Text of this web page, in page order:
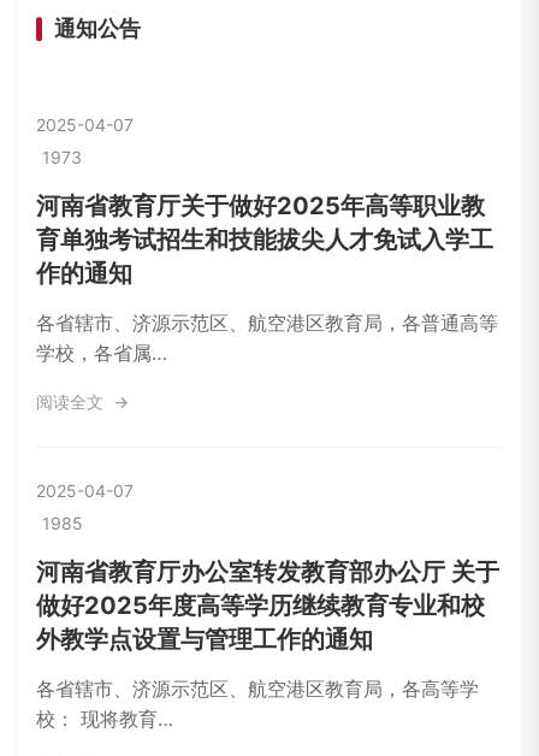
通知公告
2025-04-07
1973
河南省教育厅关于做好2025年高等职业教
育单独考试招生和技能拔尖人才免试入学工
作的通知
各省辖市、济源示范区、航空港区教育局，各普通高等
学校，各省属…
阅读全文
2025-04-07
1985
河南省教育厅办公室转发教育部办公厅 关于
做好2025年度高等学历继续教育专业和校
外教学点设置与管理工作的通知
各省辖市、济源示范区、航空港区教育局，各高等学
校： 现将教育…